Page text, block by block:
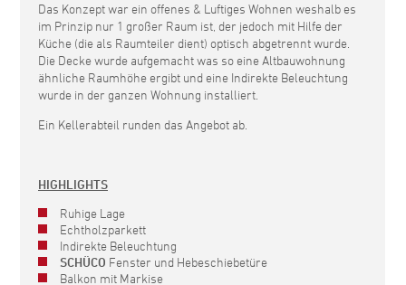
Das Konzept war ein offenes & Luftiges Wohnen weshalb es
im Prinzip nur 1 großer Raum ist, der jedoch mit Hilfe der
Küche (die als Raumteiler dient) optisch abgetrennt wurde.
Die Decke wurde aufgemacht was so eine Altbauwohnung
ähnliche Raumhöhe ergibt und eine Indirekte Beleuchtung
wurde in der ganzen Wohnung installiert.
Ein Kellerabteil runden das Angebot ab.
HIGHLIGHTS
Ruhige Lage
Echtholzparkett
Indirekte Beleuchtung
SCHÜCO Fenster und Hebeschiebetüre
Balkon mit Markise